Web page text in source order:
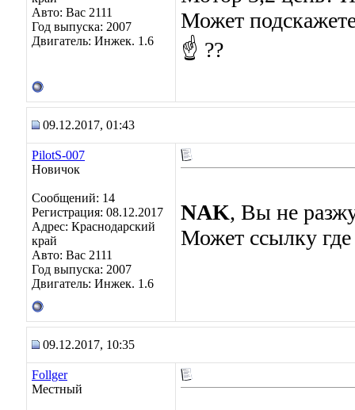
Авто: Вас 2111
Год выпуска: 2007
Двигатель: Инжек. 1.6
Может
☝ ??
09.12.2017, 01:43
PilotS-007
Новичок
Сообщений: 14
Регистрация: 08.12.2017
Адрес: Краснодарский
край
Авто: Вас 2111
Год выпуска: 2007
Двигатель: Инжек. 1.6
NAK, Вы не
Может ссылку где
09.12.2017, 10:35
Follger
Местный